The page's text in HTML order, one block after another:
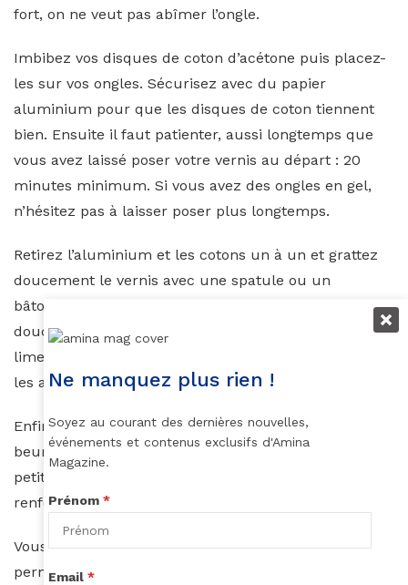
fort, on ne veut pas abîmer l’ongle.
Imbibez vos disques de coton d’acétone puis placez-
les sur vos ongles. Sécurisez avec du papier
aluminium pour que les disques de coton tiennent
bien. Ensuite il faut patienter, aussi longtemps que
vous avez laissé poser votre vernis au départ : 20
minutes minimum. Si vous avez des ongles en gel,
n’hésitez pas à laisser poser plus longtemps.
Retirez l’aluminium et les cotons un à un et grattez
doucement le vernis avec une spatule ou un
bâtonnet de buis adapté. Encore une fois,
doucement. Vous pouvez limer vos ongles avec une
lime douce pour retirer les éventuels résidus après
les avoir rincés.
Enfin, hydratez bien vos ongles avec l’huile ou le
beurre de votre choix car ils sont fragilisés. Une
petite touche de vernis durcisseur permettra de les
renforcer en plus de leur apporter de la brillance.
Vous savez tout pour retirer votre vernis semi-
permanent ! Finalement, si le confinement nous a
Ne manquez plus rien !
Soyez au courant des dernières nouvelles,
événements et contenus exclusifs d'Amina
Magazine.
Prénom *
Email *